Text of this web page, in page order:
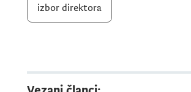
izbor direktora